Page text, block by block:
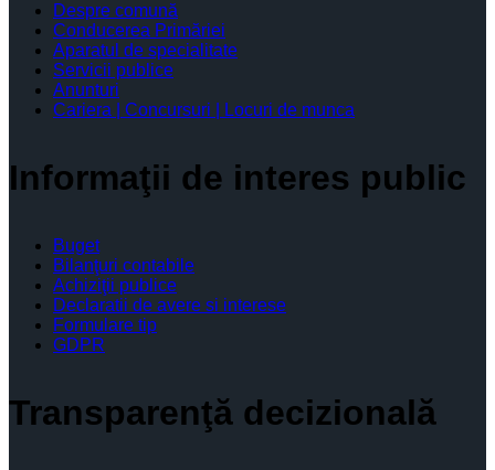
Despre comună
Conducerea Primăriei
Aparatul de specialitate
Servicii publice
Anunturi
Cariera | Concursuri | Locuri de munca
Informaţii de interes public
Buget
Bilanţuri contabile
Achiziţii publice
Declaratii de avere si interese
Formulare tip
GDPR
Transparenţă decizională